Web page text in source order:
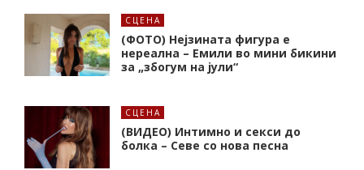
СЦЕНА
(ФОТО) Нејзината фигура е
нереална – Емили во мини бикини
за „збогум на јули“
СЦЕНА
(ВИДЕО) Интимно и секси до
болка – Севе со нова песна